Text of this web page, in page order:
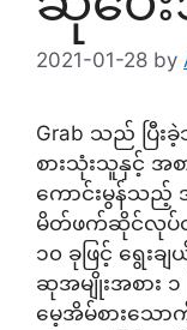
2021-01-28 by
Grab သည် ပြီ
စားသုံးသူနှင့် အ
ကောင်းမွန်သည့်
မိတ်ဖက်ဆိုင်လုပ်ငန်
၁၀ ခုဖြင့် ရွေး
ဆုအမျိုးအစား
မေ့အိမ်စားသေ